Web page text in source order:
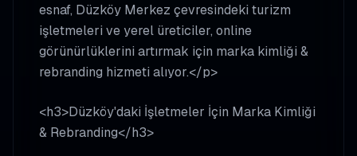
esnaf, Düzköy Merkez çevresindeki turizm
işletmeleri ve yerel üreticiler, online
görünürlüklerini artırmak için marka kimliği &
rebranding hizmeti alıyor.</p>
<h3>Düzköy'daki İşletmeler İçin Marka Kimliği
& Rebranding</h3>